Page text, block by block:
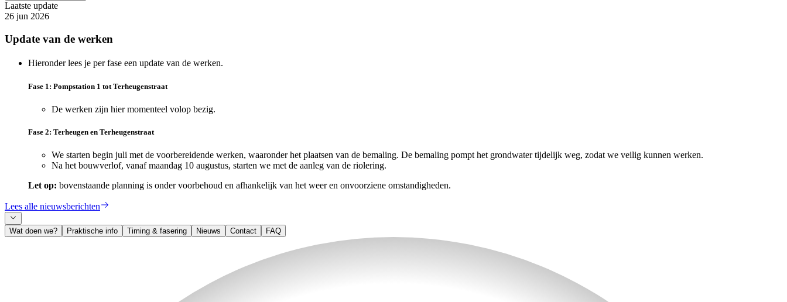
Laatste update
26 jun 2026
Update van de werken
Hieronder lees je per fase een update van de werken.
Fase 1: Pompstation 1 tot Terheugenstraat
De werken zijn hier momenteel volop bezig.
Fase 2: Terheugen en Terheugenstraat
We starten begin juli met de voorbereidende werken, waaronder het plaatsen van de bemaling. De bemaling pompt het grondwater tijdelijk weg, zodat we veilig kunnen werken.
Na het bouwverlof, vanaf maandag 10 augustus, starten we met de aanleg van de riolering.
Let op: bovenstaande planning is onder voorbehoud en afhankelijk van het weer en onvoorziene omstandigheden.
Lees alle nieuwsberichten
Wat doen we? Praktische info Timing & fasering Nieuws Contact FAQ